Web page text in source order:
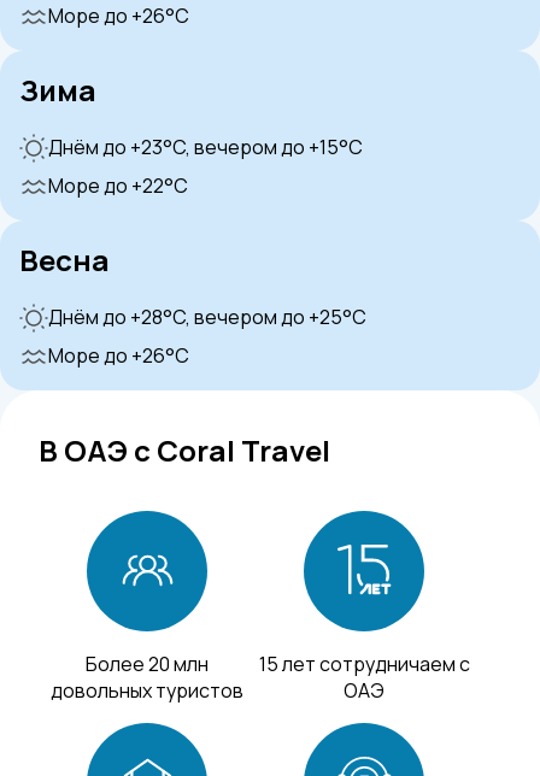
Море до +26°C
Зима
Днём до +23°C, вечером до +15°C
Море до +22°C
Весна
Днём до +28°C, вечером до +25°C
Море до +26°C
В ОАЭ с Coral Travel
Более 20 млн
довольных туристов
15 лет сотрудничаем с
ОАЭ